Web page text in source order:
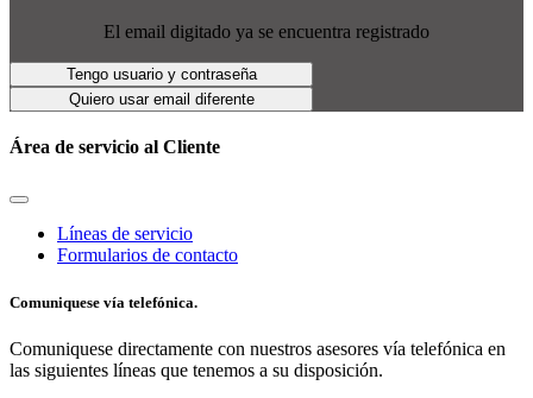
El email digitado ya se encuentra registrado
Tengo usuario y contraseña
Quiero usar email diferente
Área de servicio al Cliente
Líneas de servicio
Formularios de contacto
Comuniquese vía telefónica.
Comuniquese directamente con nuestros asesores vía telefónica en
las siguientes líneas que tenemos a su disposición.